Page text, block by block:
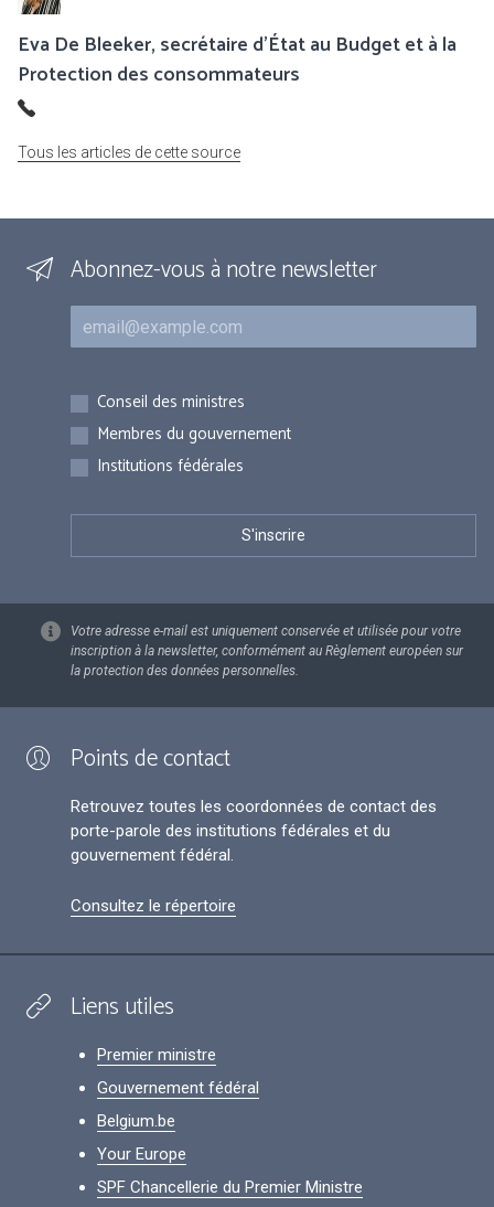
Eva De Bleeker, secrétaire d’État au Budget et à la
Protection des consommateurs
Tous les articles de cette source
Abonnez-vous à notre newsletter
Courriel
Inscriptions
Conseil des ministres
Membres du gouvernement
Institutions fédérales
Votre adresse e-mail est uniquement conservée et utilisée pour votre
inscription à la newsletter, conformément au Règlement européen sur
la protection des données personnelles.
Points de contact
Retrouvez toutes les coordonnées de contact des
porte-parole des institutions fédérales et du
gouvernement fédéral.
Consultez le répertoire
Liens utiles
Premier ministre
Gouvernement fédéral
Belgium.be
Your Europe
SPF Chancellerie du Premier Ministre